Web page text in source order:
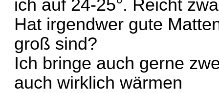
ich auf 24-25°. Reicht
Hat irgendwer gute
groß sind?
Ich bringe auch gerne
auch wirklich wärmen